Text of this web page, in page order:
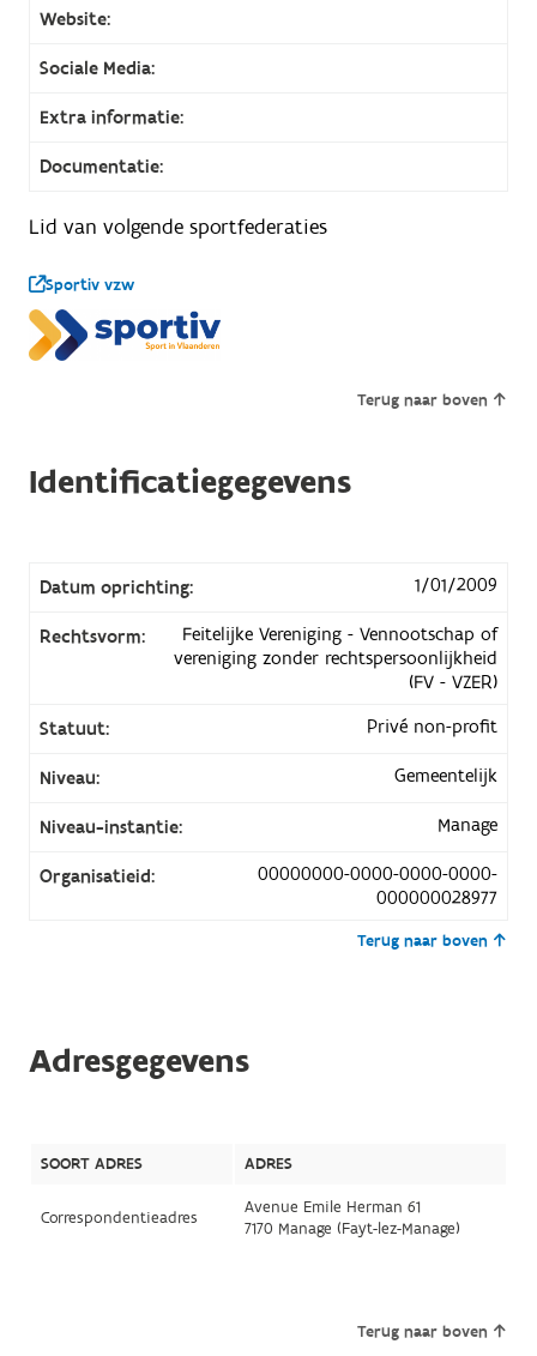
Website:
Sociale Media:
Extra informatie:
Documentatie:
Lid van volgende sportfederaties
Sportiv vzw
Terug naar boven
Identificatiegegevens
Datum oprichting: 1/01/2009
Rechtsvorm:
Feitelijke Vereniging - Vennootschap of
vereniging zonder rechtspersoonlijkheid
(FV - VZER)
Statuut:
Privé non-profit
Niveau: Gemeentelijk
Niveau-instantie: Manage
Organisatieid:
00000000-0000-0000-0000-
000000028977
Terug naar boven
Adresgegevens
SOORT ADRES ADRES
Correspondentieadres
Avenue Emile Herman 61
7170 Manage (Fayt-lez-Manage)
Terug naar boven